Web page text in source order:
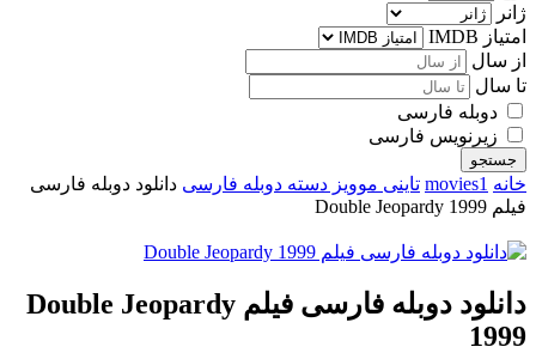
ژانر
امتیاز IMDB
از سال
تا سال
دوبله فارسی
زیرنویس فارسی
جستجو
خانه movies1 تاینی موویز دسته دوبله فارسی دانلود دوبله فارسی
فیلم Double Jeopardy 1999
دانلود دوبله فارسی فیلم Double Jeopardy
1999